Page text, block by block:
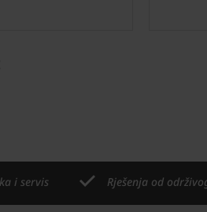
i servis Rješenja od